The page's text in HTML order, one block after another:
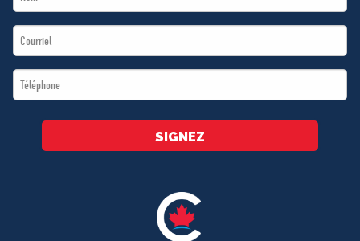
Name
Email
*
Téléphone
*
SIGNEZ